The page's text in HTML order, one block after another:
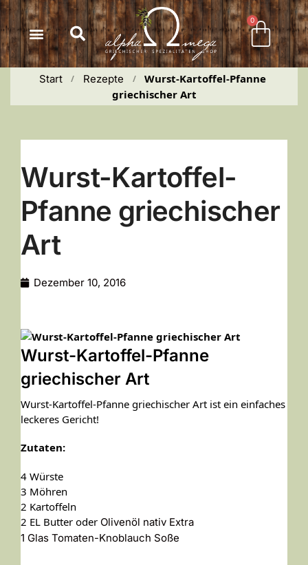
springen
0
Start / Rezepte /
Wurst-Kartoffel-Pfanne
griechischer Art
Wurst-Kartoffel-
Pfanne griechischer
Art
Dezember 10, 2016
Wurst-Kartoffel-Pfanne
griechischer Art
Wurst-Kartoffel-Pfanne griechischer Art ist ein einfaches
leckeres Gericht!
Zutaten:
4 Würste
3 Möhren
2 Kartoffeln
2 EL Butter oder Olivenöl nativ Extra
1 Glas Tomaten-Knoblauch Soße